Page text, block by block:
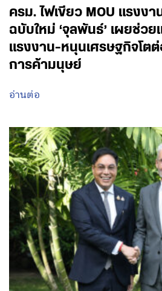
ครม. ไฟเขียว MOU แรงงา
ฉบับใหม่ ‘จุลพันธ์’ เผยช่ว
แรงงาน-หนุนเศรษฐกิจโต
การค้ามนุษย์
อ่านต่อ